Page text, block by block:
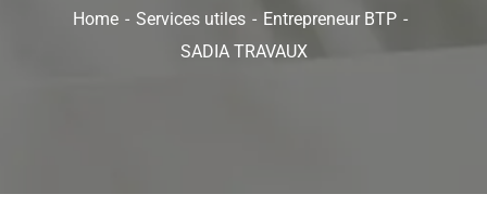
Home Services utiles
Entrepreneur BTP
SADIA TRAVAUX